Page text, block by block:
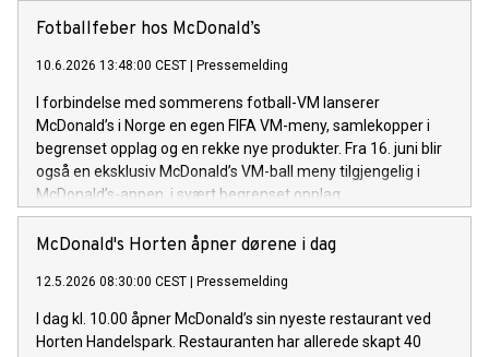
Fotballfeber hos McDonald’s
10.6.2026 13:48:00 CEST Pressemelding
I forbindelse med sommerens fotball-VM lanserer
McDonald’s i Norge en egen FIFA VM-meny, samlekopper i
begrenset opplag og en rekke nye produkter. Fra 16. juni blir
også en eksklusiv McDonald’s VM-ball meny tilgjengelig i
McDonald’s-appen, i svært begrenset opplag.
McDonald's Horten åpner dørene i dag
12.5.2026 08:30:00 CEST Pressemelding
I dag kl. 10.00 åpner McDonald’s sin nyeste restaurant ved
Horten Handelspark. Restauranten har allerede skapt 40